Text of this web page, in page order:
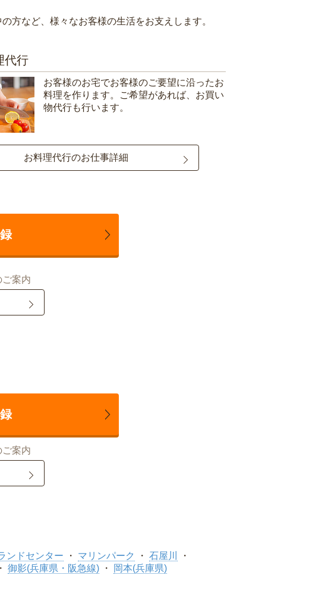
方など、様々なお客様の生活をお支えします。
代行
お客様のお宅でお客様のご要望に沿ったお
料理を作ります。ご希望があれば、お買い
物代行も行います。
お料理代行のお仕事詳細
案内
案内
ンドセンター マリンパーク
石屋川
御影(兵庫県・阪急線) 岡本(兵庫県)